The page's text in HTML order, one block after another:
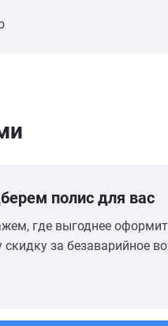
полис для вас
где выгоднее
скидку за безаварийное